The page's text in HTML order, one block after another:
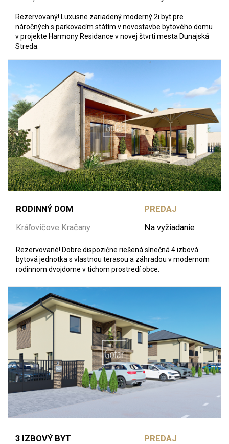
Rezervovaný! Luxusne zariadený moderný 2i byt pre
náročných s parkovacím státím v novostavbe bytového domu
v projekte Harmony Residance v novej štvrti mesta Dunajská
Streda.
RODINNÝ DOM
Kráľovičove Kračany
PREDAJ
Na vyžiadanie
Rezervované! Dobre dispozične riešená slnečná 4 izbová
bytová jednotka s vlastnou terasou a záhradou v modernom
rodinnom dvojdome v tichom prostredí obce.
3 IZBOVÝ BYT
PREDAJ